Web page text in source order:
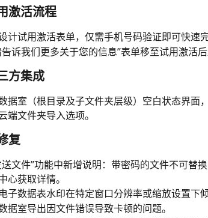
激活流程
计试用激活表单，仅需手机号码验证即可快速完
告诉我们更多关于您的信息”表单移至试用激活后
方集成
据室（根目录及子文件夹层级）空白状态界面
端文件夹导入选项。
复
送文件”功能中新增说明：带密码的文件不可替
心获取详情。
子数据表水印在特定窗口分辨率或缩放设置下
据室导出因文件错误导致卡顿的问题。